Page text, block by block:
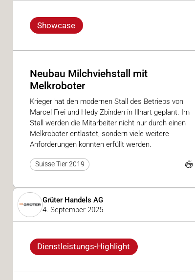
Showcase
Neubau Milchviehstall mit
Melkroboter
Krieger hat den modernen Stall des Betriebs von
Marcel Frei und Hedy Zbinden in Illhart geplant. Im
Stall werden die Mitarbeiter nicht nur durch einen
Melkroboter entlastet, sondern viele weitere
Anforderungen konnten erfüllt werden.
Suisse Tier 2019
Grüter Handels AG
4. September 2025
Dienstleistungs-Highlight